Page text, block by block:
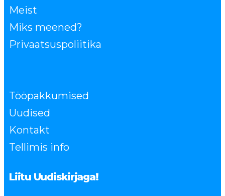
Meist
Miks meened?
Privaatsuspoliitika
Tööpakkumised
Uudised
Kontakt
Tellimis info
Liitu Uudiskirjaga!